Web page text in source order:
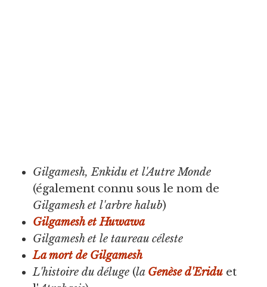
Gilgamesh, Enkidu et l'Autre Monde
(également connu sous le nom de
Gilgamesh et l'arbre halub)
Gilgamesh et Huwawa
Gilgamesh et le taureau céleste
La mort de Gilgamesh
L'histoire du déluge (la Genèse d'Eridu et